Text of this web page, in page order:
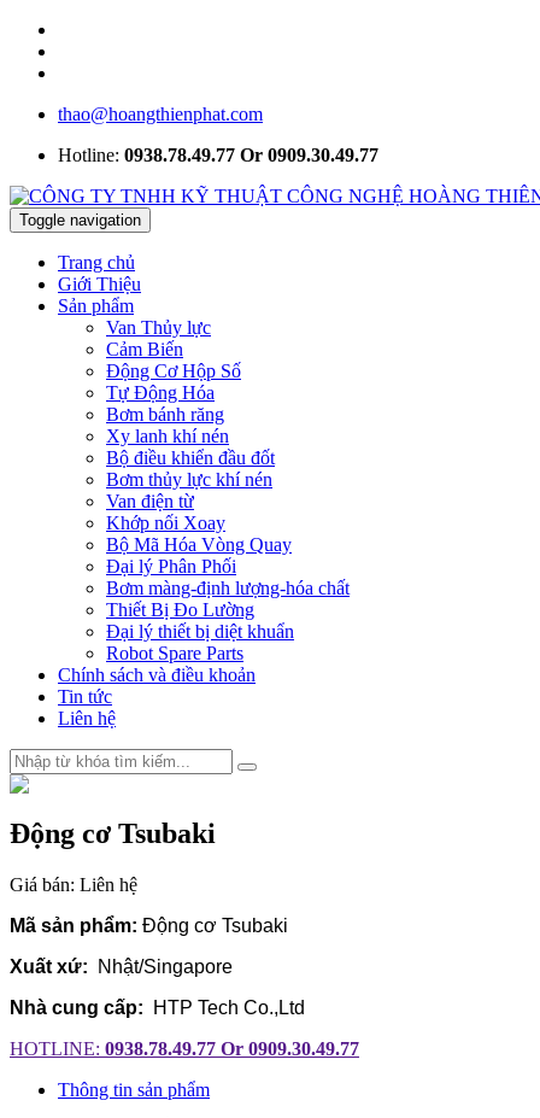
thao@hoangthienphat.com
Hotline: 0938.78.49.77 Or 0909.30.49.77
Toggle navigation
Trang chủ
Giới Thiệu
Sản phẩm
Van Thủy lực
Cảm Biến
Động Cơ Hộp Số
Tự Động Hóa
Bơm bánh răng
Xy lanh khí nén
Bộ điều khiển đầu đốt
Bơm thủy lực khí nén
Van điện từ
Khớp nối Xoay
Bộ Mã Hóa Vòng Quay
Đại lý Phân Phối
Bơm màng-định lượng-hóa chất
Thiết Bị Đo Lường
Đại lý thiết bị diệt khuẩn
Robot Spare Parts
Chính sách và điều khoản
Tin tức
Liên hệ
Động cơ Tsubaki
Giá bán: Liên hệ
Mã sản phẩm: Động cơ Tsubaki
Xuất xứ: Nhật/Singapore
Nhà cung cấp: HTP Tech Co.,Ltd
HOTLINE: 0938.78.49.77 Or 0909.30.49.77
Thông tin sản phẩm